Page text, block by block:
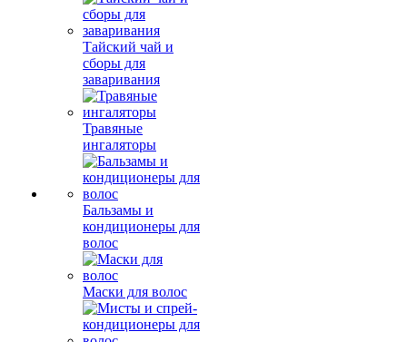
Тайский чай и
сборы для
заваривания
Травяные
ингаляторы
Бальзамы и
кондиционеры для
волос
Маски для волос